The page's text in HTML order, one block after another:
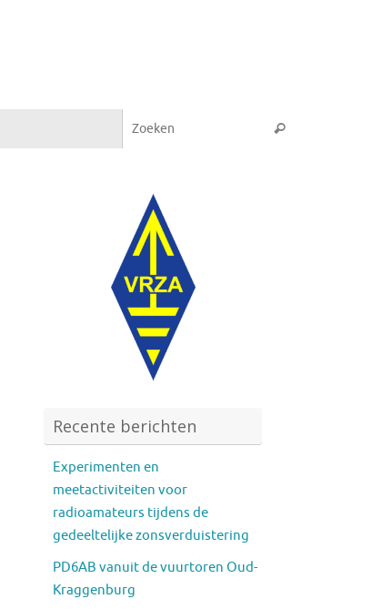
Zoeken
Recente berichten
Experimenten en
meetactiviteiten voor
radioamateurs tijdens de
gedeeltelijke zonsverduistering
PD6AB vanuit de vuurtoren Oud-
Kraggenburg